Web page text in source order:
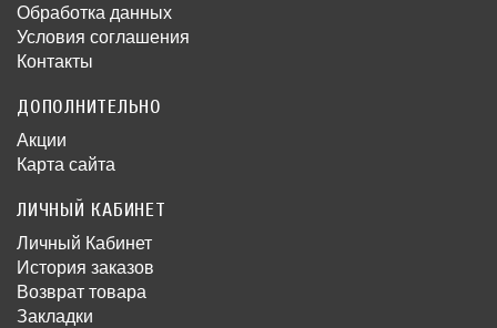
Обработка данных
Условия соглашения
Контакты
ДОПОЛНИТЕЛЬНО
Акции
Карта сайта
ЛИЧНЫЙ КАБИНЕТ
Личный Кабинет
История заказов
Возврат товара
Закладки